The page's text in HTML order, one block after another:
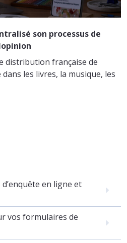
son processus de
distribution française de
les livres, la musique, les
en ligne et
vos formulaires de